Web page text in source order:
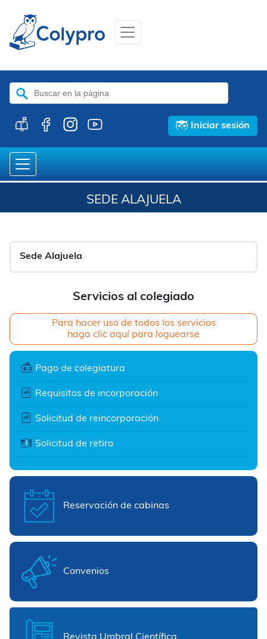
Buscar:
Iniciar sesión
SEDE ALAJUELA
Servicios al colegiado
Para hacer uso de todos los servicios
haga clic aquí para loguearse
Pago de colegiatura
Requisitos de incorporación
Solicitud de reincorporación
Solicitud de retiro
Reservación de cabinas
Convenios
Revista Umbral Científica
Sede Alajuela